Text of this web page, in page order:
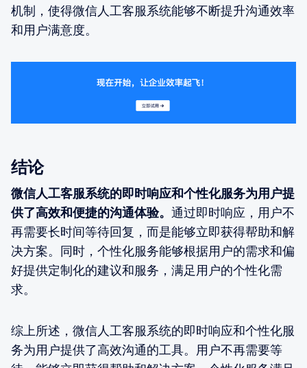
机制，使得微信人工客服系统能够不断提升沟通效率
和用户满意度。
结论
微信人工客服系统的即时响应和个性化服务为用户提
供了高效和便捷的沟通体验。 通过即时响应，用户不
再需要长时间等待回复，而是能够立即获得帮助和解
决方案。同时，个性化服务能够根据用户的需求和偏
好提供定制化的建议和服务，满足用户的个性化需
求。
综上所述，微信人工客服系统的即时响应和个性化服
务为用户提供了高效沟通的工具。用户不再需要等